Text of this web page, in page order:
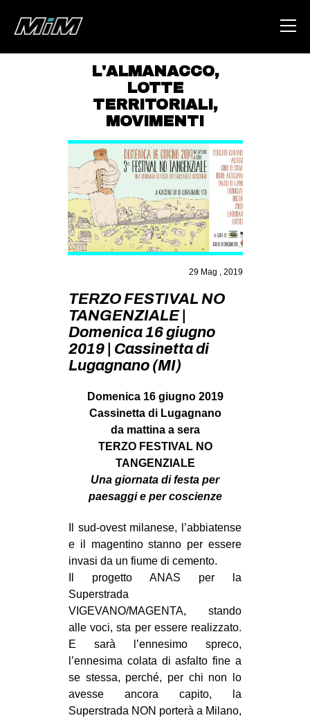
HOME
ABOUT
AREA
DEGENERAZIONE
GAZA FREESTYLE
CSOA LAMBRETTA
MSM
STUDENTI TSUNAMI
MILANO
MOBILITAZIONI
SPAZI
SPORT POPOLARE
MOVIMENTI
AMBIENTE
ANTIFASCISMO
DIRITTO ALL’ABITARE
MIGRAZIONI
PRECARIATO
REPRESSIONE
STUDENTI
CULTURE
ARTE
CINEMA
MANIFESTI
L'ALMANACCO,
LOTTE
TERRITORIALI ,
MOVIMENTI
29 Mag , 2019
TERZO FESTIVAL NO
TANGENZIALE |
Domenica 16 giugno
2019 | Cassinetta di
Lugagnano (MI)
Domenica 16 giugno 2019
Cassinetta di Lugagnano
da mattina a sera
TERZO FESTIVAL NO
TANGENZIALE
Una giornata di festa per
paesaggi e per coscienze
Il sud-ovest milanese, l’abbiatense
e il magentino stanno per essere
invasi da un fiume di cemento.
Il progetto ANAS per la
Superstrada
VIGEVANO/MAGENTA, stando
alle voci, sta per essere realizzato.
E sarà l’ennesimo spreco,
l’ennesima colata di asfalto fine a
se stessa, perché, per chi non lo
avesse ancora capito, la
Superstrada NON porterà a Milano,